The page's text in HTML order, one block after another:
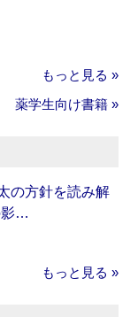
もっと見る »
薬学生向け書籍 »
の方針を読み解
影…
もっと見る »